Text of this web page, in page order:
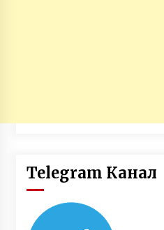
Telegram Канал